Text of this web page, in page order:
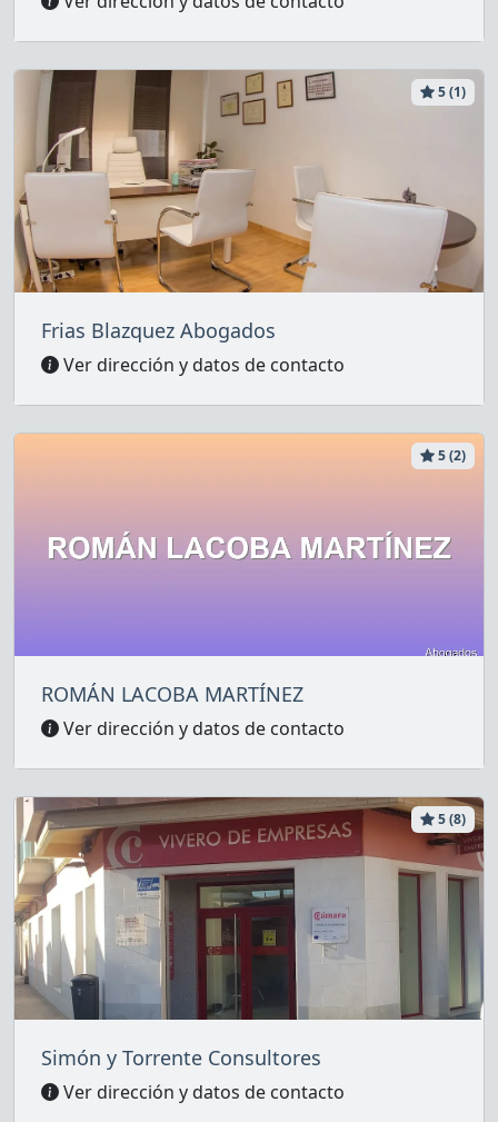
5 (1)
Frias Blazquez Abogados
Ver dirección y datos de contacto
5 (2)
ROMÁN LACOBA MARTÍNEZ
Ver dirección y datos de contacto
5 (8)
Simón y Torrente Consultores
Ver dirección y datos de contacto